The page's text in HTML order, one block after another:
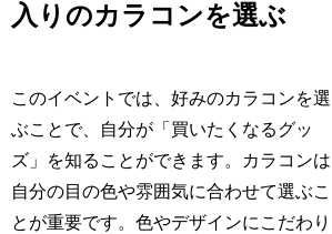
入りのカラコンを選ぶ
このイベントでは、好みのカラコンを選
ぶことで、自分が「買いたくなるグッ
ズ」を知ることができます。カラコンは
自分の目の色や雰囲気に合わせて選ぶこ
とが重要です。色やデザインにこだわり